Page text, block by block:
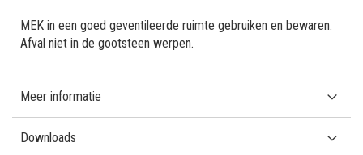
MEK in een goed geventileerde ruimte gebruiken en bewaren.
Afval niet in de gootsteen werpen.
Meer informatie
Downloads